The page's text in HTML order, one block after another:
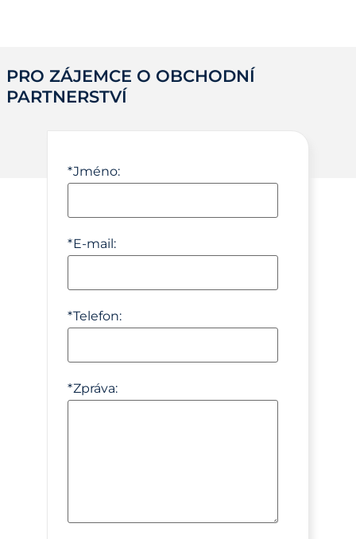
PRO ZÁJEMCE O OBCHODNÍ
PARTNERSTVÍ
*Jméno:
*E-mail:
*Telefon:
*Zpráva: